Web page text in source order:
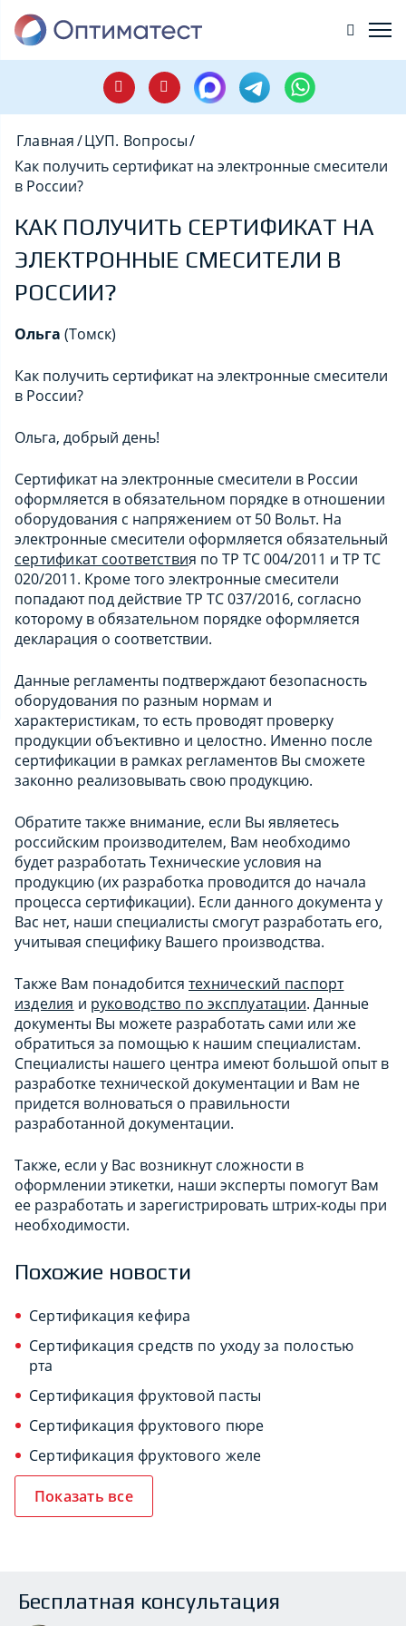
Главная/ЦУП. Вопросы/
Как получить сертификат на электронные смесители
в России?
КАК ПОЛУЧИТЬ СЕРТИФИКАТ НА
ЭЛЕКТРОННЫЕ СМЕСИТЕЛИ В
РОССИИ?
Ольга (Томск)
Как получить сертификат на электронные смесители
в России?
Ольга, добрый день!
Сертификат на электронные смесители в России
оформляется в обязательном порядке в отношении
оборудования с напряжением от 50 Вольт. На
электронные смесители оформляется обязательный
сертификат соответствия по ТР ТС 004/2011 и ТР ТС
020/2011. Кроме того электронные смесители
попадают под действие ТР ТС 037/2016, согласно
которому в обязательном порядке оформляется
декларация о соответствии.
Данные регламенты подтверждают безопасность
оборудования по разным нормам и
характеристикам, то есть проводят проверку
продукции объективно и целостно. Именно после
сертификации в рамках регламентов Вы сможете
законно реализовывать свою продукцию.
Обратите также внимание, если Вы являетесь
российским производителем, Вам необходимо
будет разработать Технические условия на
продукцию (их разработка проводится до начала
процесса сертификации). Если данного документа у
Вас нет, наши специалисты смогут разработать его,
учитывая специфику Вашего производства.
Также Вам понадобится технический паспорт
изделия и руководство по эксплуатации. Данные
документы Вы можете разработать сами или же
обратиться за помощью к нашим специалистам.
Специалисты нашего центра имеют большой опыт в
разработке технической документации и Вам не
придется волноваться о правильности
разработанной документации.
Также, если у Вас возникнут сложности в
оформлении этикетки, наши эксперты помогут Вам
ее разработать и зарегистрировать штрих-коды при
необходимости.
Похожие новости
Сертификация кефира
Сертификация средств по уходу за полостью
рта
Сертификация фруктовой пасты
Сертификация фруктового пюре
Сертификация фруктового желе
Показать все
Бесплатная консультация